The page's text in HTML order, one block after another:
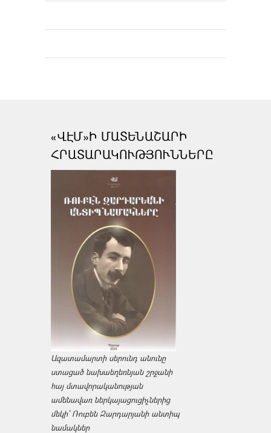
«ՎԷՄ»Ի ՄԱՏԵՆԱՇԱՐԻ
ՀՐԱՏԱՐԱԿՈՒԹՅՈՒՆՆԵՐԸ
Ազատամարտի սերունդ անունը
ստացած նախաեղեռնյան շրջանի
հայ մտավորականության
ամենավառ ներկայացուցիչներից
մեկի՝ Ռուբեն Զարդարյանի անտիպ
նամակներ